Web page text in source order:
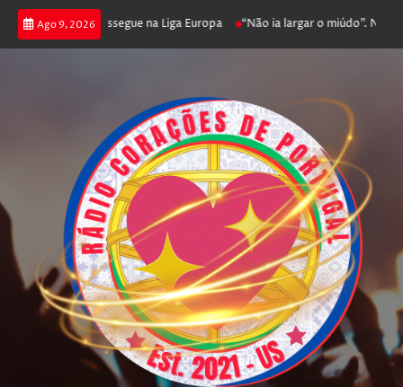
Ago 9, 2026
poker e prossegue na Liga Europa “Não ia largar o miúdo”.